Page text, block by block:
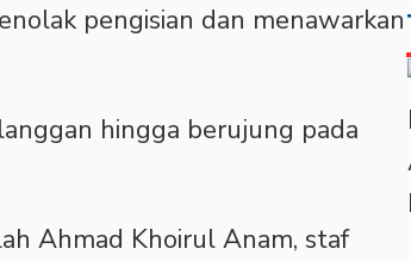
pengisian dan menawarkan
hingga berujung pada
Ahmad Khoirul Anam, staf